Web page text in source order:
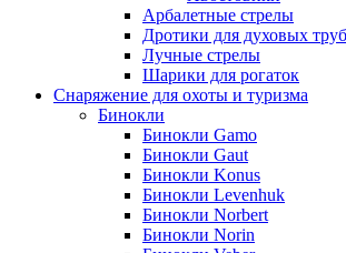
Арбалетные стрелы
Дротики для духовых
Лучные стрелы
Шарики для рогаток
Снаряжение для охоты и туризма
Бинокли
Бинокли Gamo
Бинокли Gaut
Бинокли Konus
Бинокли Levenhuk
Бинокли Norbert
Бинокли Norin